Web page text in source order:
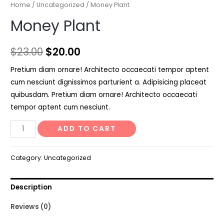
Home /Uncategorized / Money Plant
Money Plant
$23.00 $20.00
Pretium diam ornare! Architecto occaecati tempor aptent
cum nesciunt dignissimos parturient a. Adipisicing placeat
quibusdam. Pretium diam ornare! Architecto occaecati
tempor aptent cum nesciunt.
Money
Plant
ADD TO CART
Category:Uncategorized
Description
Reviews (0)